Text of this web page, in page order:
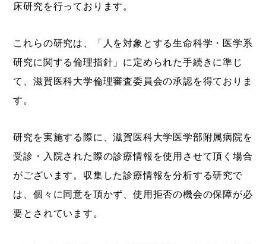
床研究を行っております。
これらの研究は、「人を対象とする生命科学・医学系
研究に関する倫理指針」に定められた手続きに準じ
て、滋賀医科大学倫理審査委員会の承認を得ておりま
す。
研究を実施する際に、滋賀医科大学医学部附属病院を
受診・入院された際の診療情報を使用させて頂く場合
がございます。収集した診療情報を分析する研究で
は、個々に同意を頂かず、使用拒否の機会の保障が必
要とされています。